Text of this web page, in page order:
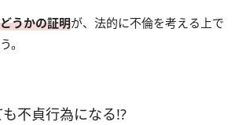
うかの証明が、法的に不倫を考える上で
。
不貞行為になる!?